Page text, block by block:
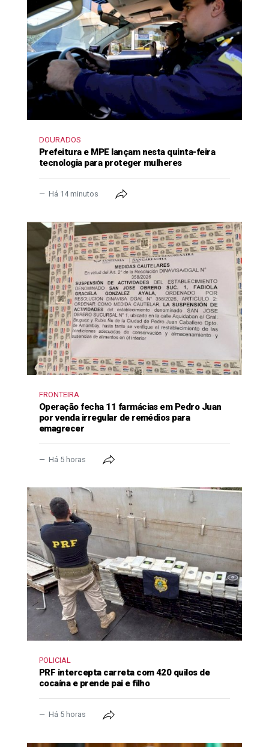
DOURADOS
Prefeitura e MPE lançam nesta quinta-feira
tecnologia para proteger mulheres
Há 14 minutos
FRONTEIRA
Operação fecha 11 farmácias em Pedro Juan
por venda irregular de remédios para
emagrecer
Há 5 horas
POLICIAL
PRF intercepta carreta com 420 quilos de
cocaína e prende pai e filho
Há 5 horas